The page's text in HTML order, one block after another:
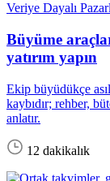
Veriye Dayalı
Büyüme
yatırım yapın
Ekip büyüdükçe
kaybıdır; rehber,
anlatır.
12 dakikalık